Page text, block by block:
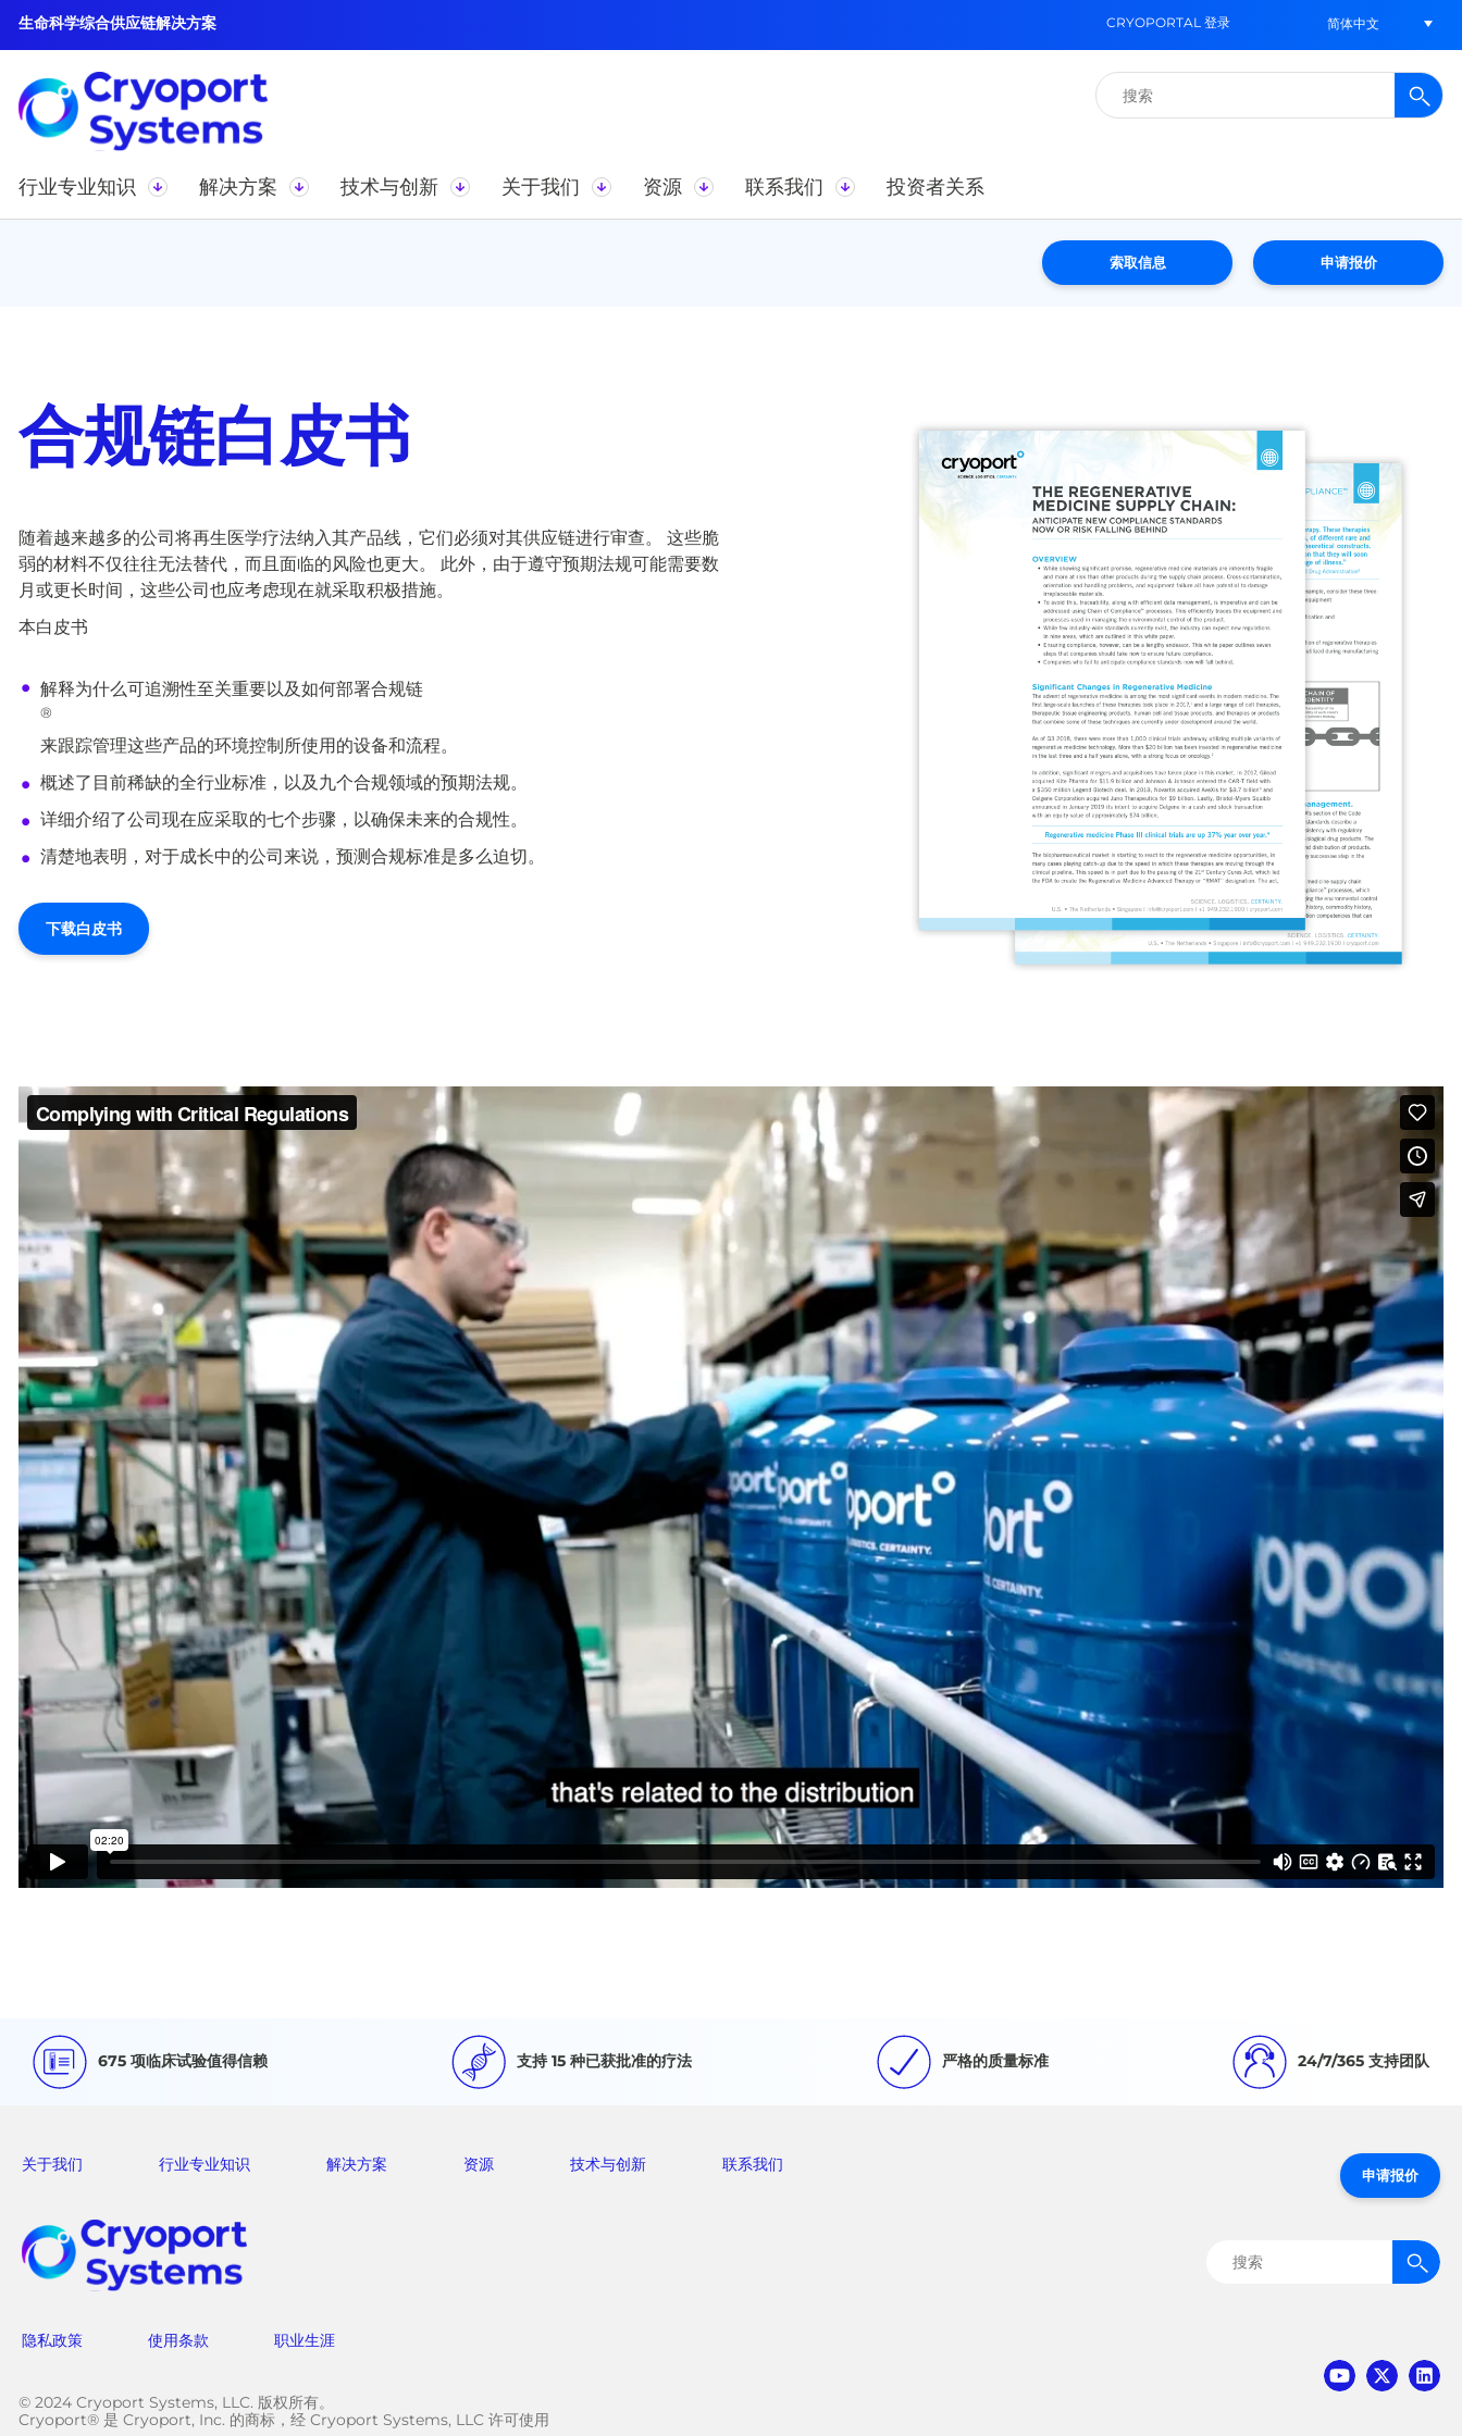
生命科学综合供应链解决方案 CRYOPORTAL 登录 简体中文
搜
索：
行业专业知识 解决方案 技术与创新 关于我们 资源 联系我们 投资者关系
索取信息 申请报价
合规链白皮书
随着越来越多的公司将再生医学疗法纳入其产品线，它们必须对其供应链进行审查。 这些脆
弱的材料不仅往往无法替代，而且面临的风险也更大。 此外，由于遵守预期法规可能需要数
月或更长时间，这些公司也应考虑现在就采取积极措施。
本白皮书
解释为什么可追溯性至关重要以及如何部署合规链
®
来跟踪管理这些产品的环境控制所使用的设备和流程。
概述了目前稀缺的全行业标准，以及九个合规领域的预期法规。
详细介绍了公司现在应采取的七个步骤，以确保未来的合规性。
清楚地表明，对于成长中的公司来说，预测合规标准是多么迫切。
下载白皮书
675 项临床试验值得信赖 支持 15 种已获批准的疗法 严格的质量标准 24/7/365 支持团队
关于我们 行业专业知识 解决方案 资源 技术与创新 联系我们
隐私政策 使用条款 职业生涯
申请报价
搜
© 2024 Cryoport Systems, LLC. 版权所有。
Cryoport® 是 Cryoport, Inc. 的商标，经 Cryoport Systems, LLC 许可使用